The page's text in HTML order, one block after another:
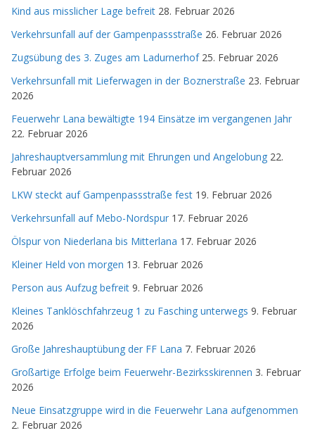
Kind aus misslicher Lage befreit 28. Februar 2026
Verkehrsunfall auf der Gampenpassstraße 26. Februar 2026
Zugsübung des 3. Zuges am Ladurnerhof 25. Februar 2026
Verkehrsunfall mit Lieferwagen in der Boznerstraße 23. Februar
2026
Feuerwehr Lana bewältigte 194 Einsätze im vergangenen Jahr
22. Februar 2026
Jahreshauptversammlung mit Ehrungen und Angelobung 22.
Februar 2026
LKW steckt auf Gampenpassstraße fest 19. Februar 2026
Verkehrsunfall auf Mebo-Nordspur 17. Februar 2026
Ölspur von Niederlana bis Mitterlana 17. Februar 2026
Kleiner Held von morgen 13. Februar 2026
Person aus Aufzug befreit 9. Februar 2026
Kleines Tanklöschfahrzeug 1 zu Fasching unterwegs 9. Februar
2026
Große Jahreshauptübung der FF Lana 7. Februar 2026
Großartige Erfolge beim Feuerwehr-Bezirksskirennen 3. Februar
2026
Neue Einsatzgruppe wird in die Feuerwehr Lana aufgenommen
2. Februar 2026